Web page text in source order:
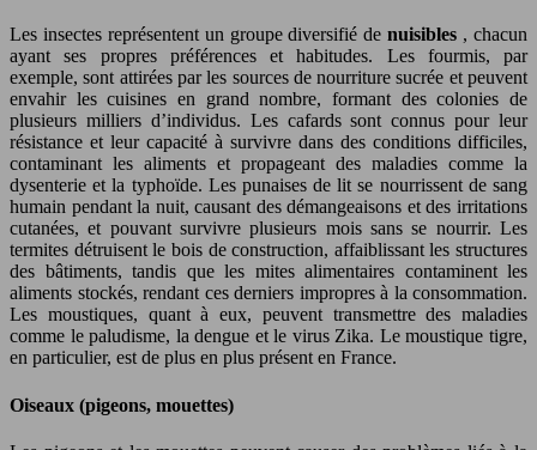
Les insectes représentent un groupe diversifié denuisibles , chacun
ayant ses propres préférences et habitudes. Les fourmis, par
exemple, sont attirées par les sources de nourriture sucrée et peuvent
envahir les cuisines en grand nombre, formant des colonies de
plusieurs milliers d’individus. Les cafards sont connus pour leur
résistance et leur capacité à survivre dans des conditions difficiles,
contaminant les aliments et propageant des maladies comme la
dysenterie et la typhoïde. Les punaises de lit se nourrissent de sang
humain pendant la nuit, causant des démangeaisons et des irritations
cutanées, et pouvant survivre plusieurs mois sans se nourrir. Les
termites détruisent le bois de construction, affaiblissant les structures
des bâtiments, tandis que les mites alimentaires contaminent les
aliments stockés, rendant ces derniers impropres à la consommation.
Les moustiques, quant à eux, peuvent transmettre des maladies
comme le paludisme, la dengue et le virus Zika. Le moustique tigre,
en particulier, est de plus en plus présent en France.
Oiseaux (pigeons, mouettes)